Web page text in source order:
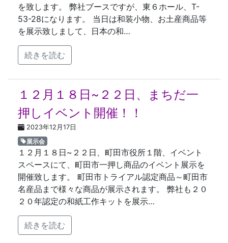
を致します。 弊社ブースですが、東６ホール、T-
53-28になります。 当日は和装小物、お土産商品等
を展示致しまして、日本の和…
続きを読む
１２月１８日~２２日、まちだ一
押しイベント開催！！
2023年12月17日
展示会
１２月１８日~２２日、町田市役所１階、イベント
スペースにて、町田市一押し商品のイベント展示を
開催致します。 町田市トライアル認定商品～町田市
名産品まで様々な商品が展示されます。 弊社も２０
２０年認定の和紙工作キットを展示…
続きを読む